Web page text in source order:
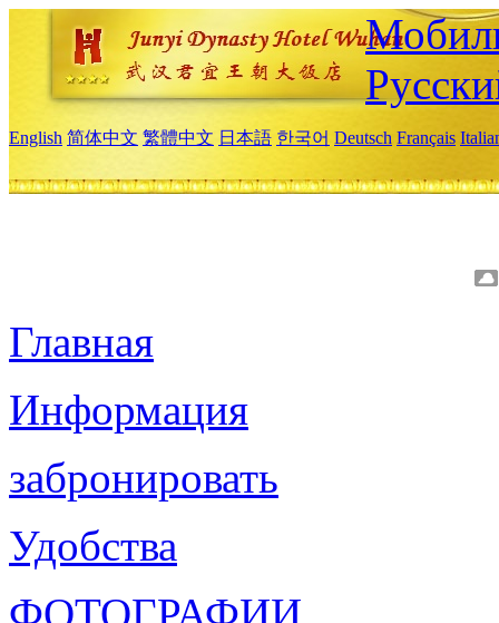
English 简体中文 繁體中文 日本語 한국어 Deutsch Français
Главная
Информация
забронировать
Удобства